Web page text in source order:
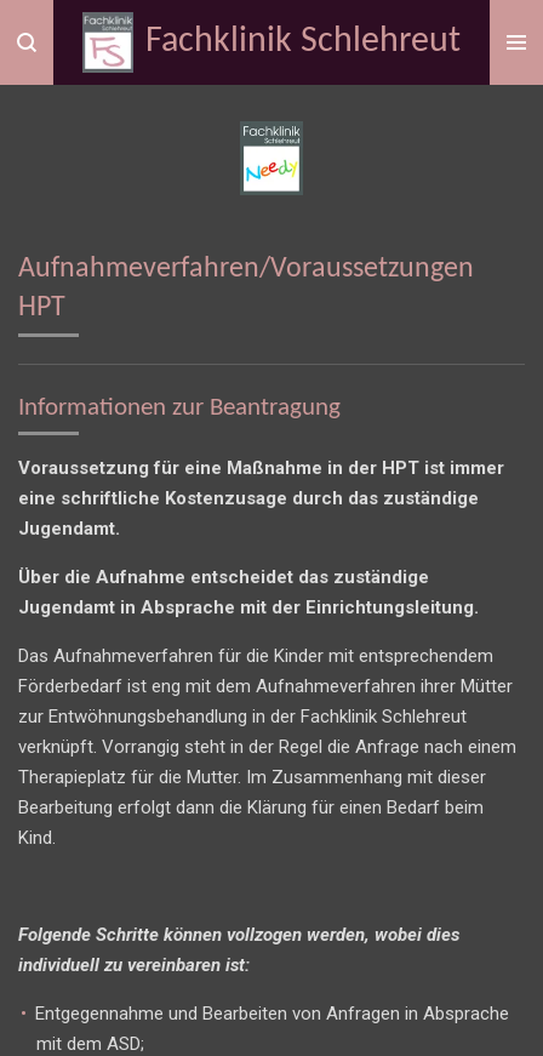
Hauptinhalt
springen
Fachklinik Schlehreut
Aufnahmeverfahren/Voraussetzungen
HPT
Informationen zur Beantragung
Voraussetzung für eine Maßnahme in der HPT ist immer
eine schriftliche Kostenzusage durch das zuständige
Jugendamt.
Über die Aufnahme entscheidet das zuständige
Jugendamt in Absprache mit der Einrichtungsleitung.
Das Aufnahmeverfahren für die Kinder mit entsprechendem
Förderbedarf ist eng mit dem Aufnahmeverfahren ihrer Mütter
zur Entwöhnungsbehandlung in der Fachklinik Schlehreut
verknüpft. Vorrangig steht in der Regel die Anfrage nach einem
Therapieplatz für die Mutter. Im Zusammenhang mit dieser
Bearbeitung erfolgt dann die Klärung für einen Bedarf beim
Kind.
Folgende Schritte können vollzogen werden, wobei dies
individuell zu vereinbaren ist:
Entgegennahme und Bearbeiten von Anfragen in Absprache
mit dem ASD;